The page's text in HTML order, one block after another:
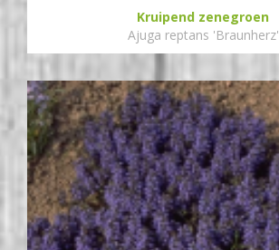
Kruipend zenegroen
Ajuga reptans 'Braunherz'